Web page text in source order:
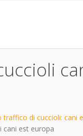
traffico di cuccioli: cani
cani est europa